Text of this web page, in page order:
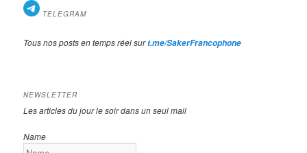
TELEGRAM
Tous nos posts en temps réel surt.me/SakerFrancophone
NEWSLETTER
Les articles du jour le soir dans un seul mail
Name